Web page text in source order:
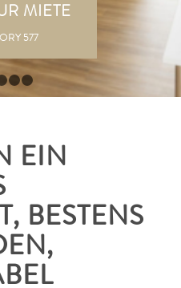
MIETE
577
2 3
EIN
BESTENS